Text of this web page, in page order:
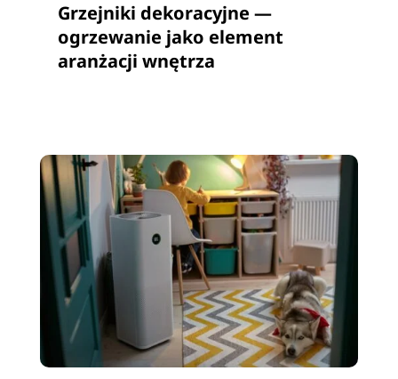
Grzejniki dekoracyjne —
ogrzewanie jako element
aranżacji wnętrza